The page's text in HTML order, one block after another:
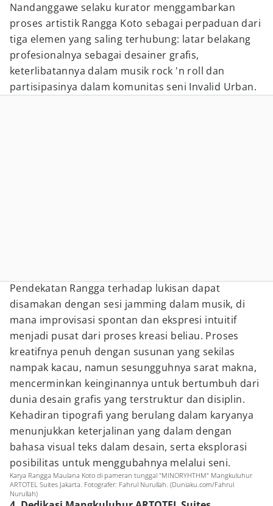
Nandanggawe selaku kurator menggambarkan
proses artistik Rangga Koto sebagai perpaduan dari
tiga elemen yang saling terhubung: latar belakang
profesionalnya sebagai desainer grafis,
keterlibatannya dalam musik rock 'n roll dan
partisipasinya dalam komunitas seni Invalid Urban.
Pendekatan Rangga terhadap lukisan dapat
disamakan dengan sesi jamming dalam musik, di
mana improvisasi spontan dan ekspresi intuitif
menjadi pusat dari proses kreasi beliau. Proses
kreatifnya penuh dengan susunan yang sekilas
nampak kacau, namun sesungguhnya sarat makna,
mencerminkan keinginannya untuk bertumbuh dari
dunia desain grafis yang terstruktur dan disiplin.
Kehadiran tipografi yang berulang dalam karyanya
menunjukkan keterjalinan yang dalam dengan
bahasa visual teks dalam desain, serta eksplorasi
posibilitas untuk menggubahnya melalui seni.
Karya Rangga Maulana Koto di pameran tunggal "MINORYHTHM" Mangkuluhur
ARTOTEL Suites Jakarta. Fotografer: Fahrul Nurullah. (Duniaku.com/Fahrul
Nurullah)